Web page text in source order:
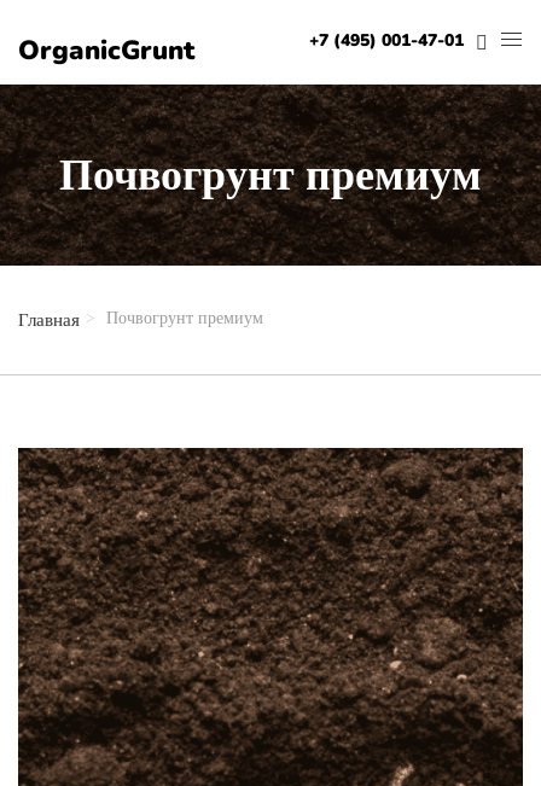
OrganicGrunt +7 (495) 001-47-01
Почвогрунт премиум
Главная Почвогрунт премиум